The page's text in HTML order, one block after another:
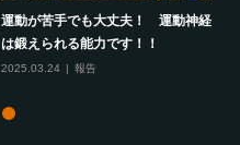
運動が苦手でも大丈夫！ 運動神経
は鍛えられる能力です！！
2025.03.24 報告